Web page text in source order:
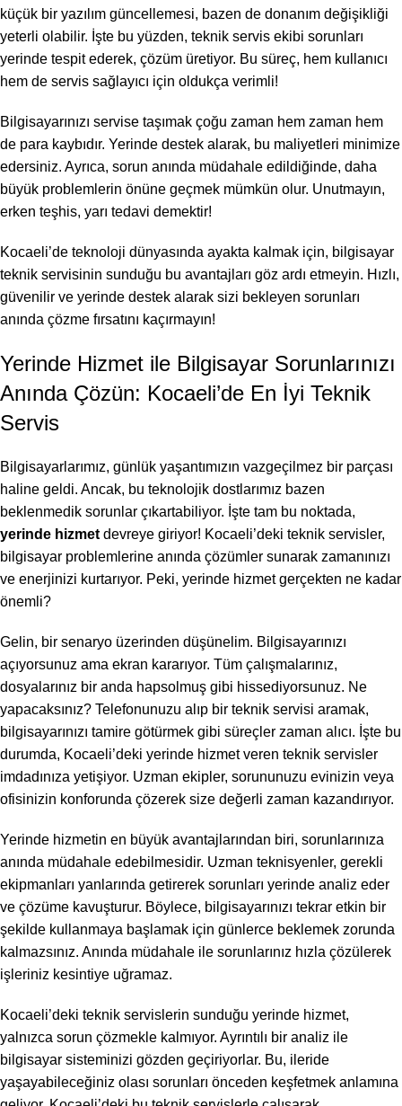
küçük bir yazılım güncellemesi, bazen de donanım değişikliği
yeterli olabilir. İşte bu yüzden, teknik servis ekibi sorunları
yerinde tespit ederek, çözüm üretiyor. Bu süreç, hem kullanıcı
hem de servis sağlayıcı için oldukça verimli!
Bilgisayarınızı servise taşımak çoğu zaman hem zaman hem
de para kaybıdır. Yerinde destek alarak, bu maliyetleri minimize
edersiniz. Ayrıca, sorun anında müdahale edildiğinde, daha
büyük problemlerin önüne geçmek mümkün olur. Unutmayın,
erken teşhis, yarı tedavi demektir!
Kocaeli’de teknoloji dünyasında ayakta kalmak için, bilgisayar
teknik servisinin sunduğu bu avantajları göz ardı etmeyin. Hızlı,
güvenilir ve yerinde destek alarak sizi bekleyen sorunları
anında çözme fırsatını kaçırmayın!
Yerinde Hizmet ile Bilgisayar Sorunlarınızı
Anında Çözün: Kocaeli’de En İyi Teknik
Servis
Bilgisayarlarımız, günlük yaşantımızın vazgeçilmez bir parçası
haline geldi. Ancak, bu teknolojik dostlarımız bazen
beklenmedik sorunlar çıkartabiliyor. İşte tam bu noktada,
yerinde hizmet devreye giriyor! Kocaeli’deki teknik servisler,
bilgisayar problemlerine anında çözümler sunarak zamanınızı
ve enerjinizi kurtarıyor. Peki, yerinde hizmet gerçekten ne kadar
önemli?
Gelin, bir senaryo üzerinden düşünelim. Bilgisayarınızı
açıyorsunuz ama ekran kararıyor. Tüm çalışmalarınız,
dosyalarınız bir anda hapsolmuş gibi hissediyorsunuz. Ne
yapacaksınız? Telefonunuzu alıp bir teknik servisi aramak,
bilgisayarınızı tamire götürmek gibi süreçler zaman alıcı. İşte bu
durumda, Kocaeli’deki yerinde hizmet veren teknik servisler
imdadınıza yetişiyor. Uzman ekipler, sorununuzu evinizin veya
ofisinizin konforunda çözerek size değerli zaman kazandırıyor.
Yerinde hizmetin en büyük avantajlarından biri, sorunlarınıza
anında müdahale edebilmesidir. Uzman teknisyenler, gerekli
ekipmanları yanlarında getirerek sorunları yerinde analiz eder
ve çözüme kavuşturur. Böylece, bilgisayarınızı tekrar etkin bir
şekilde kullanmaya başlamak için günlerce beklemek zorunda
kalmazsınız. Anında müdahale ile sorunlarınız hızla çözülerek
işleriniz kesintiye uğramaz.
Kocaeli’deki teknik servislerin sunduğu yerinde hizmet,
yalnızca sorun çözmekle kalmıyor. Ayrıntılı bir analiz ile
bilgisayar sisteminizi gözden geçiriyorlar. Bu, ileride
yaşayabileceğiniz olası sorunları önceden keşfetmek anlamına